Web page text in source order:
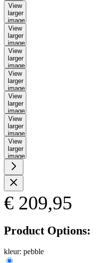
View
larger
image
View
larger
image
View
larger
image
View
larger
image
View
larger
image
View
larger
image
View
larger
image
€ 209,95
Product Options:
kleur: pebble